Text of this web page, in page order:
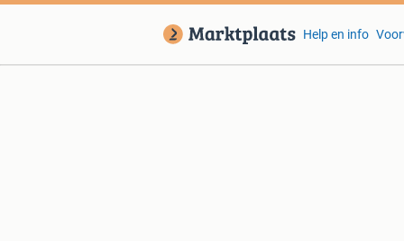
Help en info